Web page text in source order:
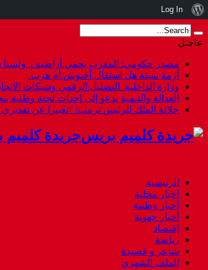
عاجـل
مصدر حكومي: المغرب يحمي أراضيه .. ولسنا
أزمة سبتة هل استقال أخنوش أم هرب.
وزارة الداخلية: التضليل الرقمي وشبكات
العدالة والتنمية يدعو إلى إحداث لجنة
جلالة الملك للرئيس ترمب: “تعبيرا عن
جريدة
الرئيسية
اخبار محلية
أخبار وطنية
أخبار جهوية
إقتصاد
رياضة
شاعر و قصيدة
الملف الشهري
نبذة
عن
ووردبريس
Log In